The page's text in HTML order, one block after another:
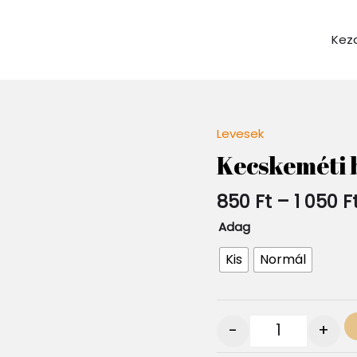
Levesek
Kecskeméti
850 Ft – 1 050
Adag
Kis Normál
- +